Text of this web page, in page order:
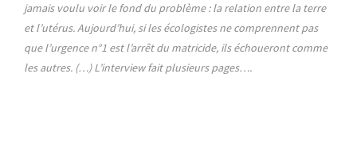
jamais voulu voir le fond du problème : la relation entre la terre
et l’utérus. Aujourd’hui, si les écologistes ne comprennent pas
que l’urgence n°1 est l’arrêt du matricide, ils échoueront comme
les autres. (…) L’interview fait plusieurs pages….